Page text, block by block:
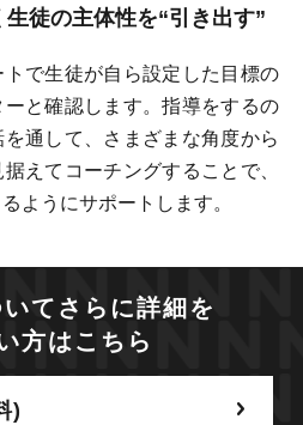
徒の主体性を“引き出す”
で生徒が自ら設定した目標の
と確認します。指導をするの
通して、さまざまな角度から
えてコーチングすることで、
ようにサポートします。
てさらに詳細を
方はこちら
)